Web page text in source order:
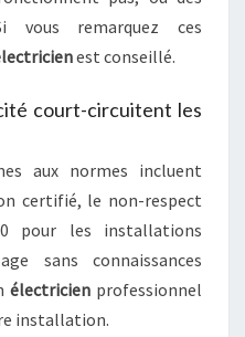
vous remarquez ces
est conseillé.
court-circuitent les
aux normes incluent
certifié, le non-respect
pour les installations
sans connaissances
électricienprofessionnel
installation.